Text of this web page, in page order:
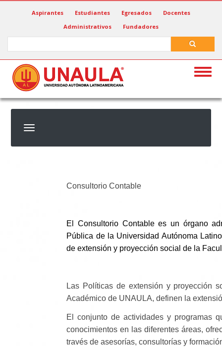
Aspirantes Estudiantes Egresados
Docentes
Administrativos
Fundadores
Consultorio Contable
El Consultorio Contable es un órgano
Pública de la Universidad Autónoma
de extensión y proyección social de la
Las Políticas de extensión y proyección
Académico de UNAULA, definen la
El conjunto de actividades y programas
conocimientos en las diferentes áreas,
través de asesorías, consultorías y